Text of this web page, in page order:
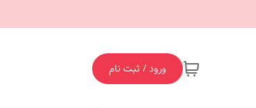
ورود / ثبت نام